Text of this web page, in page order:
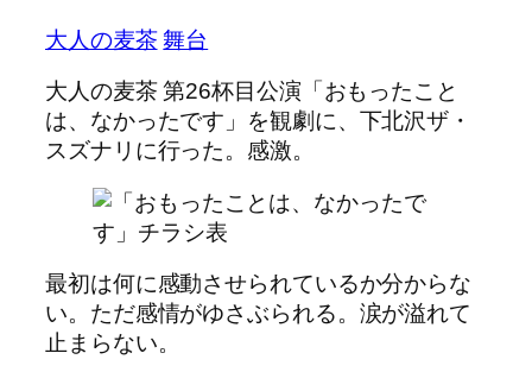
大人の麦茶 舞台
大人の麦茶 第26杯目公演「おもったこと
は、なかったです」を観劇に、下北沢ザ・
スズナリに行った。感激。
最初は何に感動させられているか分からな
い。ただ感情がゆさぶられる。涙が溢れて
止まらない。